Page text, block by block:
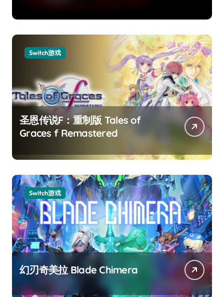
Switch游戏
圣恩传说F：重制版 Tales of
Graces f Remastered
Switch游戏
幻刃奇美拉 Blade Chimera